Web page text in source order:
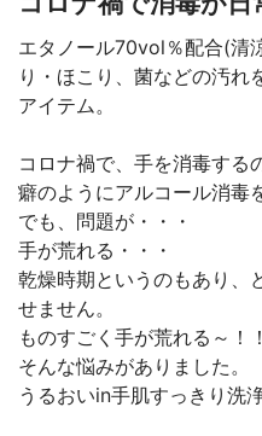
エタノール70vol％配合(清
り・ほこり、菌などの汚れ
アイテム。
コロナ禍で、手を消毒する
癖のようにアルコール消毒
でも、問題が・・・
手が荒れる・・・
乾燥時期というのもあり、
せません。
ものすごく手が荒れる～！！
そんな悩みがありました。
うるおいin手肌すっきり洗